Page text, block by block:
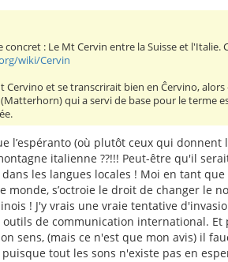
concret : Le Mt Cervin entre la Suisse et
wiki/Cervin
Cervino et se transcrirait bien en Ĉervino,
qui a servi de base pour le terme
l’espéranto (où plutôt ceux qui
italienne ??!!! Peut-être qu'il
les langues locales ! Moi en tant
monde, s’octroie le droit de changer
! J'y vrais une vraie tentative
de communication international.
sens, (mais ce n'est que mon avis) il
tout les sons n'existe pas en